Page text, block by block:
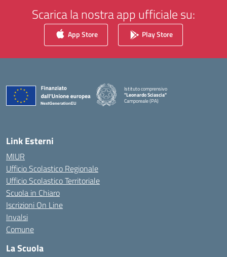
Scarica la nostra app ufficiale su:
App Store Play Store
Istituto comprensivo
"Leonardo Sciascia"
Camporeale (PA)
— Visita la pagina iniziale della scuola
Link Esterni
MIUR
Ufficio Scolastico Regionale
Ufficio Scolastico Territoriale
Scuola in Chiaro
Iscrizioni On Line
Invalsi
Comune
La Scuola